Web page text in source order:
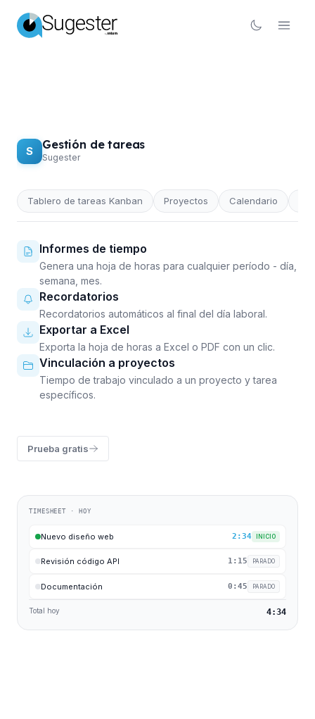
S Gestión de tareas
Sugester
Tablero de tareas Kanban Proyectos Calendario
GESTIÓN DE TAREAS
Informes de tiempo
Genera una hoja de horas para cualquier período - día,
semana, mes.
Recordatorios
Recordatorios automáticos al final del día laboral.
Exportar a Excel
Exporta la hoja de horas a Excel o PDF con un clic.
Vinculación a proyectos
Tiempo de trabajo vinculado a un proyecto y tarea
específicos.
Prueba gratis
TIMESHEET · HOY
Nuevo diseño web 2:34 INICIO
Revisión código API 1:15 PARADO
Documentación 0:45 PARADO
Total hoy 4:34